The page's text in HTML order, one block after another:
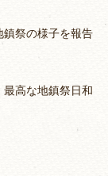
祭の様子を報告
高な地鎮祭日和